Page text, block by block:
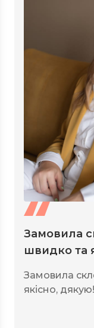
Замовила
швидко та
Замовила
якісно, дякую!